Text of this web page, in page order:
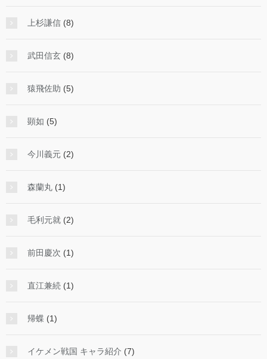
上杉謙信 (8)
武田信玄 (8)
猿飛佐助 (5)
顕如 (5)
今川義元 (2)
森蘭丸 (1)
毛利元就 (2)
前田慶次 (1)
直江兼続 (1)
帰蝶 (1)
イケメン戦国 キャラ紹介 (7)